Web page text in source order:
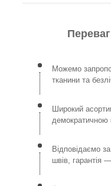
Можемо
тканини та
Широкий
демократичною
Відповідаємо
швів, гарантія